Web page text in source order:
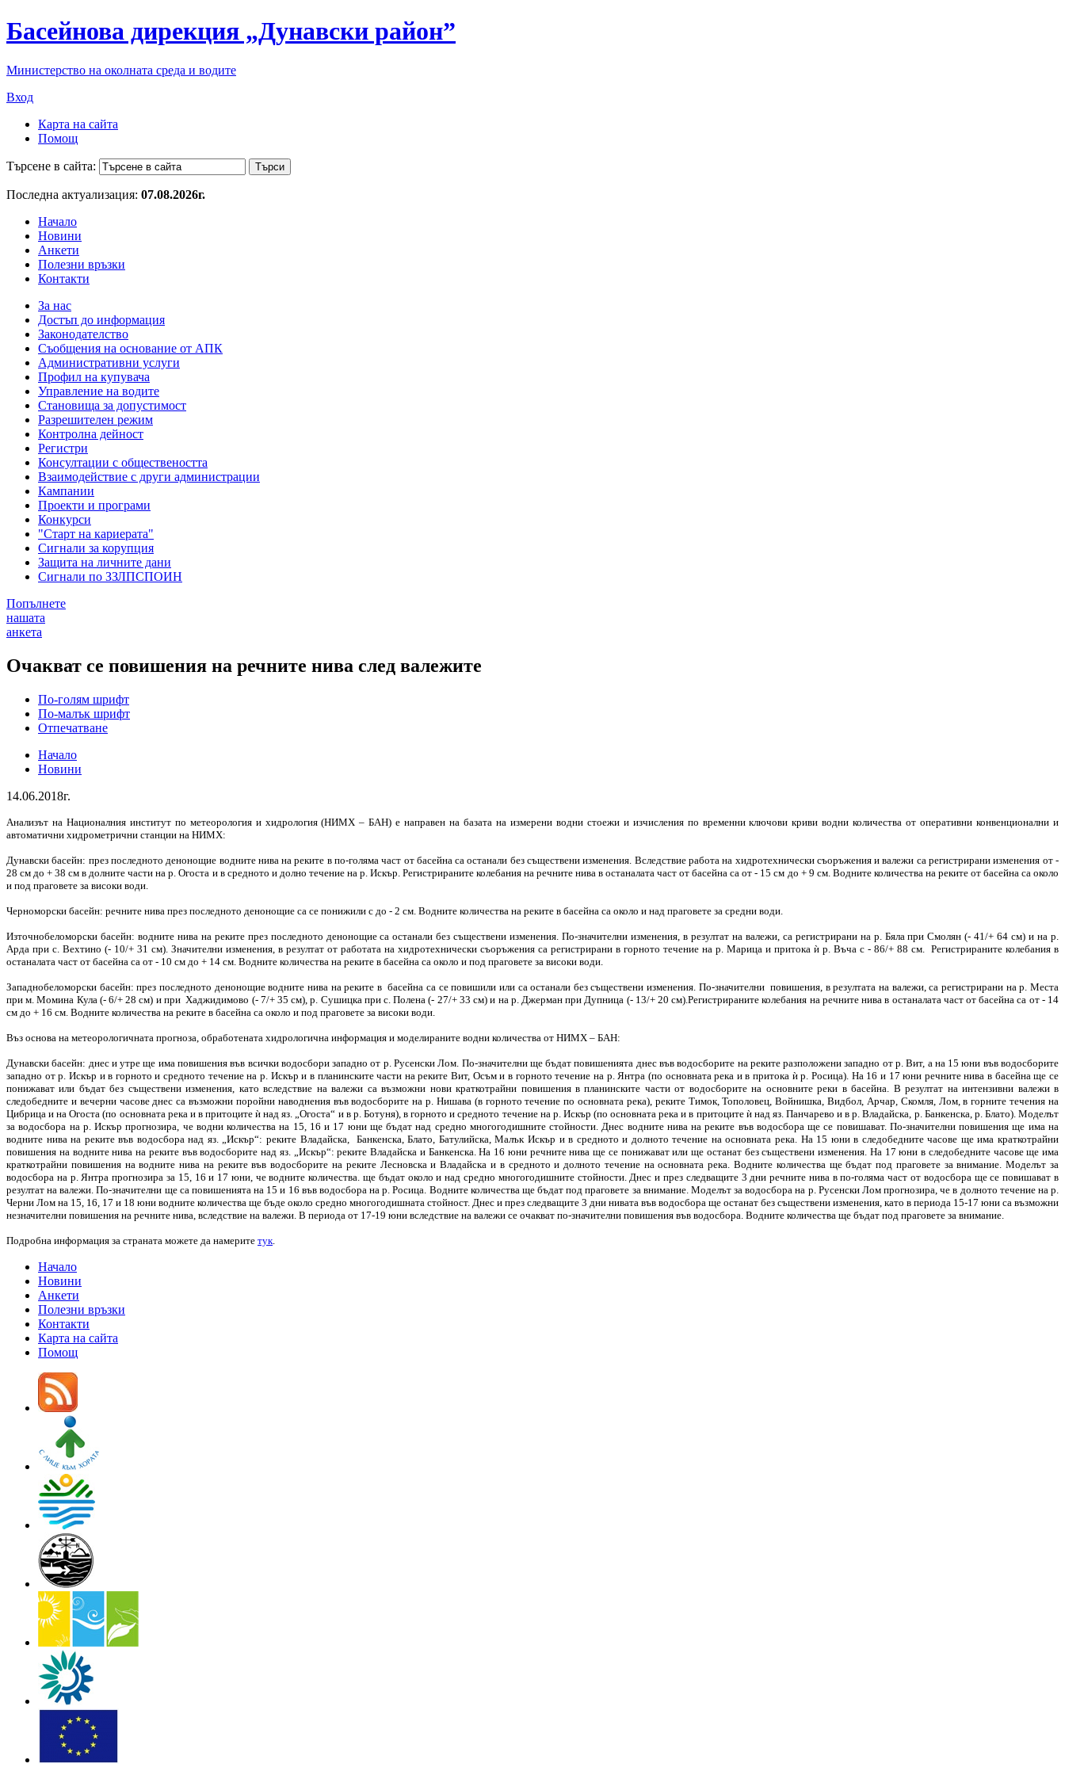
Басейнова дирекция „Дунавски район”
Министерство на околната среда и водите
Вход
Карта на сайта
Помощ
Търсене в сайта:
Последна актуализация: 07.08.2026г.
Начало
Новини
Анкети
Полезни връзки
Контакти
За нас
Достъп до информация
Законодателство
Съобщения на основание от АПК
Административни услуги
Профил на купувача
Управление на водите
Становища за допустимост
Разрешителен режим
Контролна дейност
Регистри
Консултации с обществеността
Взаимодействие с други администрации
Кампании
Проекти и програми
Конкурси
"Старт на кариерата"
Сигнали за корупция
Защита на личните дани
Сигнали по ЗЗЛПСПОИН
Попълнете
нашата
анкета
Очакват се повишения на речните нива след валежите
По-голям шрифт
По-малък шрифт
Отпечатване
Начало
Новини
14.06.2018г.
Анализът на Националния институт по метеорология и хидрология (НИМХ – БАН) е направен на базата на измерени водни стоежи и изчисления по временни ключови криви водни количества от оперативни конвенционални и
автоматични хидрометрични станции на НИМХ:
Дунавски басейн: през последното денонощие водните нива на реките в по-голяма част от басейна са останали без съществени изменения. Вследствие работа на хидротехнически съоръжения и валежи са регистрирани изменения от -
28 см до + 38 см в долните части на р. Огоста и в средното и долно течение на р. Искър. Регистрираните колебания на речните нива в останалата част от басейна са от - 15 см до + 9 см. Водните количества на реките от басейна са около
и под праговете за високи води.
Черноморски басейн: речните нива през последното денонощие са се понижили с до - 2 см. Водните количества на реките в басейна са около и над праговете за средни води.
Източнобеломорски басейн: водните нива на реките през последното денонощие са останали без съществени изменения. По-значителни изменения, в резултат на валежи, са регистрирани на р. Бяла при Смолян (- 41/+ 64 см) и на р.
Арда при с. Вехтино (- 10/+ 31 см). Значителни изменения, в резултат от работата на хидротехнически съоръжения са регистрирани в горното течение на р. Марица и притока ѝ р. Въча с - 86/+ 88 см. Регистрираните колебания в
останалата част от басейна са от - 10 см до + 14 см. Водните количества на реките в басейна са около и под праговете за високи води.
Западнобеломорски басейн: през последното денонощие водните нива на реките в басейна са се повишили или са останали без съществени изменения. По-значителни повишения, в резултата на валежи, са регистрирани на р. Места
при м. Момина Кула (- 6/+ 28 см) и при Хаджидимово (- 7/+ 35 см), р. Сушицка при с. Полена (- 27/+ 33 см) и на р. Джерман при Дупница (- 13/+ 20 см).Регистрираните колебания на речните нива в останалата част от басейна са от - 14
см до + 16 см. Водните количества на реките в басейна са около и под праговете за високи води.
Въз основа на метеорологичната прогноза, обработената хидрологична информация и моделираните водни количества от НИМХ – БАН:
Дунавски басейн: днес и утре ще има повишения във всички водосбори западно от р. Русенски Лом. По-значителни ще бъдат повишенията днес във водосборите на реките разположени западно от р. Вит, а на 15 юни във водосборите
западно от р. Искър и в горното и средното течение на р. Искър и в планинските части на реките Вит, Осъм и в горното течение на р. Янтра (по основната река и в притока ѝ р. Росица). На 16 и 17 юни речните нива в басейна ще се
понижават или бъдат без съществени изменения, като вследствие на валежи са възможни нови краткотрайни повишения в планинските части от водосборите на основните реки в басейна. В резултат на интензивни валежи в
следобедните и вечерни часове днес са възможни поройни наводнения във водосборите на р. Нишава (в горното течение по основната река), реките Тимок, Тополовец, Войнишка, Видбол, Арчар, Скомля, Лом, в горните течения на
Цибрица и на Огоста (по основната река и в притоците ѝ над яз. „Огоста“ и в р. Ботуня), в горното и средното течение на р. Искър (по основната река и в притоците ѝ над яз. Панчарево и в р. Владайска, р. Банкенска, р. Блато). Моделът
за водосбора на р. Искър прогнозира, че водни количества на 15, 16 и 17 юни ще бъдат над средно многогодишните стойности. Днес водните нива на реките във водосбора ще се повишават. По-значителни повишения ще има на
водните нива на реките във водосбора над яз. „Искър“: реките Владайска, Банкенска, Блато, Батулийска, Малък Искър и в средното и долното течение на основната река. На 15 юни в следобедните часове ще има краткотрайни
повишения на водните нива на реките във водосборите над яз. „Искър“: реките Владайска и Банкенска. На 16 юни речните нива ще се понижават или ще останат без съществени изменения. На 17 юни в следобедните часове ще има
краткотрайни повишения на водните нива на реките във водосборите на реките Лесновска и Владайска и в средното и долното течение на основната река. Водните количества ще бъдат под праговете за внимание. Моделът за
водосбора на р. Янтра прогнозира за 15, 16 и 17 юни, че водните количества. ще бъдат около и над средно многогодишните стойности. Днес и през следващите 3 дни речните нива в по-голяма част от водосбора ще се повишават в
резултат на валежи. По-значителни ще са повишенията на 15 и 16 във водосбора на р. Росица. Водните количества ще бъдат под праговете за внимание. Моделът за водосбора на р. Русенски Лом прогнозира, че в долното течение на р.
Черни Лом на 15, 16, 17 и 18 юни водните количества ще бъде около средно многогодишната стойност. Днес и през следващите 3 дни нивата във водосбора ще останат без съществени изменения, като в периода 15-17 юни са възможни
незначителни повишения на речните нива, вследствие на валежи. В периода от 17-19 юни вследствие на валежи се очакват по-значителни повишения във водосбора. Водните количества ще бъдат под праговете за внимание.
Подробна информация за страната можете да намерите тук
Начало
Новини
Анкети
Полезни връзки
Контакти
Карта на сайта
Помощ